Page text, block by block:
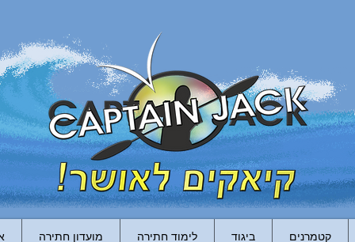
מועדון חתירה לימוד חתירה ביגוד קטמרנים